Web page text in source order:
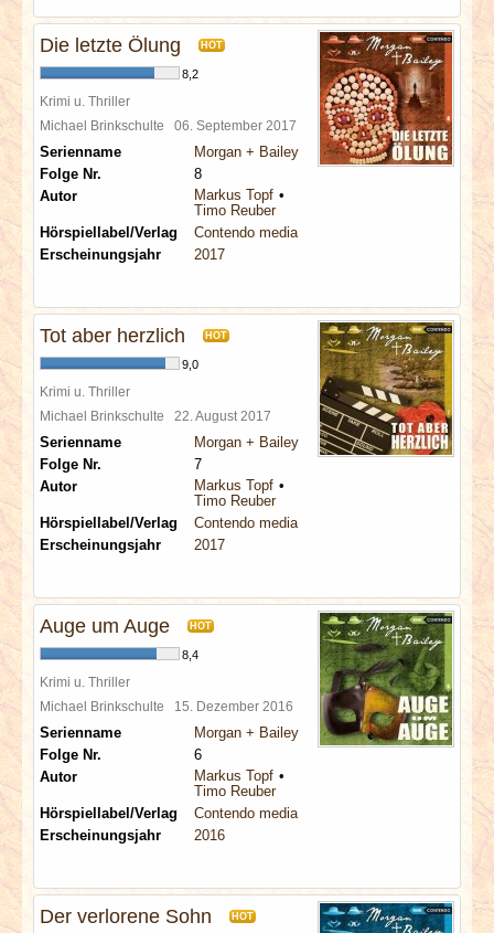
Die letzte Ölung HOT
8,2
Krimi u. Thriller
Michael Brinkschulte 06. September 2017
Serienname
Morgan + Bailey
Folge Nr.
8
Autor
Markus Topf
Timo Reuber
Hörspiellabel/Verlag
Contendo media
Erscheinungsjahr
2017
Tot aber herzlich HOT
9,0
Krimi u. Thriller
Michael Brinkschulte 22. August 2017
Serienname
Morgan + Bailey
Folge Nr.
7
Autor
Markus Topf
Timo Reuber
Hörspiellabel/Verlag
Contendo media
Erscheinungsjahr
2017
Auge um Auge HOT
8,4
Krimi u. Thriller
Michael Brinkschulte 15. Dezember 2016
Serienname
Morgan + Bailey
Folge Nr.
6
Autor
Markus Topf
Timo Reuber
Hörspiellabel/Verlag
Contendo media
Erscheinungsjahr
2016
Der verlorene Sohn HOT